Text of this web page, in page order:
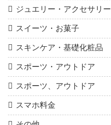
ジュエリー・アクセサリー
スイーツ・お菓子
スキンケア・基礎化粧品
スポーツ・アウトドア
スポーツ、アウトドア
スマホ料金